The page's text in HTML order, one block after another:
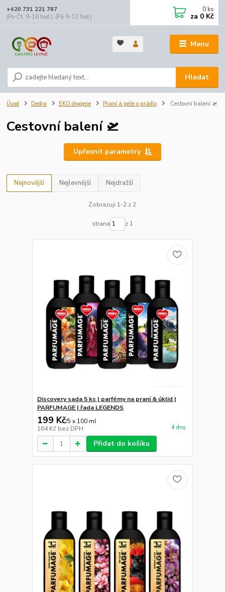
Menu
Hledat
+420 731 221 787
(Po-Čt, 9-16 hod.), (Pá 9-12 hod.)
0 ks
za 0 Kč
Úvod Dedra EKO drogerie Praní a péče o prádlo Cestovní balení 🛫
Cestovní balení 🛫
Upřesnit parametry
Nejnovější Nejlevnější Nejdražší
Zobrazuji 1-2 z 2
strana z 1
Discovery sada 5 ks | parfémy na praní & úklid |
PARFUMAGE | řada LEGENDS
199 Kč/5 x 100 ml
164 Kč bez DPH 4 dny
Přidat do košíku